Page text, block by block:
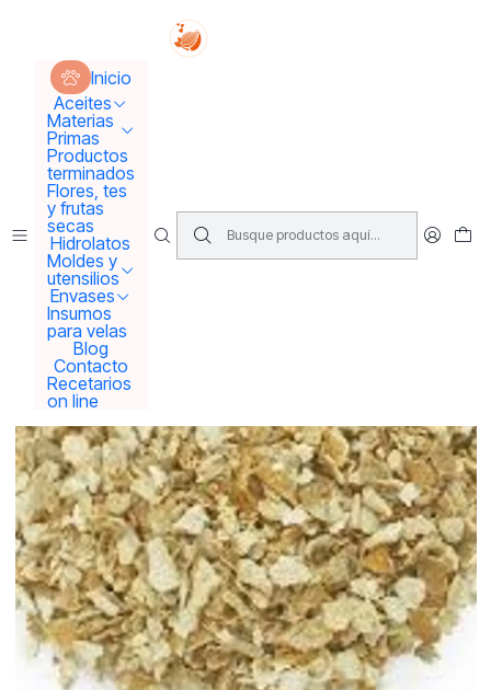
Inicio
Aceites
Materias
Primas
Productos
terminados
Flores, tes
y frutas
secas
Hidrolatos
Moldes y
utensilios
Envases
Insumos
para velas
Blog
Contacto
Recetarios
on line
Tus sueños se concretan aquí !!!
Inicio Flores y frutas secas